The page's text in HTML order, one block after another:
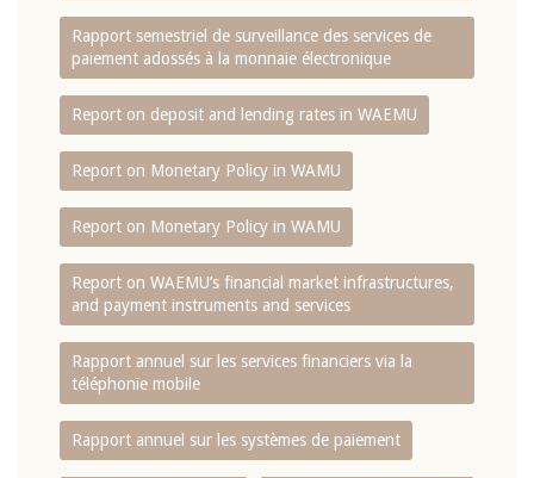
Rapport semestriel de surveillance des services de
paiement adossés à la monnaie électronique
Report on deposit and lending rates in WAEMU
Report on Monetary Policy in WAMU
Report on Monetary Policy in WAMU
Report on WAEMU’s financial market infrastructures,
and payment instruments and services
Rapport annuel sur les services financiers via la
téléphonie mobile
Rapport annuel sur les systèmes de paiement